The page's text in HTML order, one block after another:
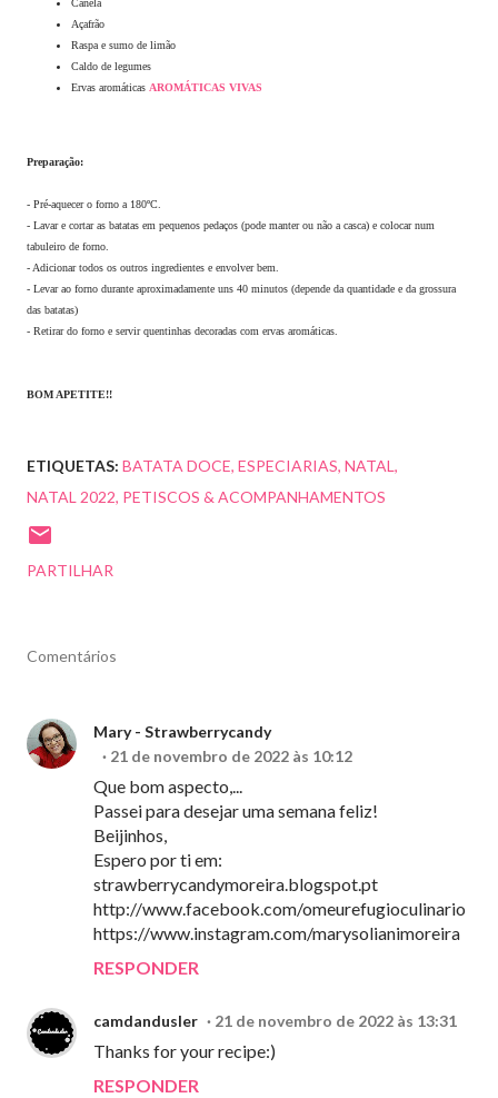
Canela
Açafrão
Raspa e sumo de limão
Caldo de legumes
Ervas aromáticas AROMÁTICAS VIVAS
Preparação:
- Pré-aquecer o forno a 180ºC.
- Lavar e cortar as batatas em pequenos pedaços (pode manter ou não a casca) e colocar num
tabuleiro de forno.
- Adicionar todos os outros ingredientes e envolver bem.
- Levar ao forno durante aproximadamente uns 40 minutos (depende da quantidade e da grossura
das batatas)
- Retirar do forno e servir quentinhas decoradas com ervas aromáticas.
BOM APETITE!!
ETIQUETAS: BATATA DOCE ESPECIARIAS NATAL
NATAL 2022 PETISCOS & ACOMPANHAMENTOS
PARTILHAR
Comentários
Mary - Strawberrycandy
21 de novembro de 2022 às 10:12
Que bom aspecto,...
Passei para desejar uma semana feliz!
Beijinhos,
Espero por ti em:
strawberrycandymoreira.blogspot.pt
http://www.facebook.com/omeurefugioculinario
https://www.instagram.com/marysolianimoreira
RESPONDER
camdandusler 21 de novembro de 2022 às 13:31
Thanks for your recipe:)
RESPONDER